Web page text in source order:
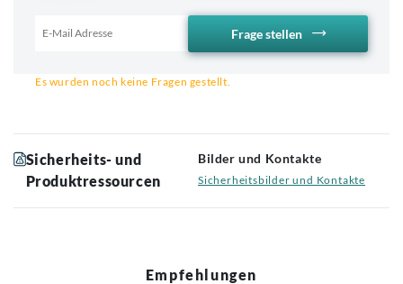
Frage stellen
Es wurden noch keine Fragen gestellt.
Sicherheits- und
Produktressourcen
Bilder und Kontakte
Sicherheitsbilder und Kontakte
Empfehlungen